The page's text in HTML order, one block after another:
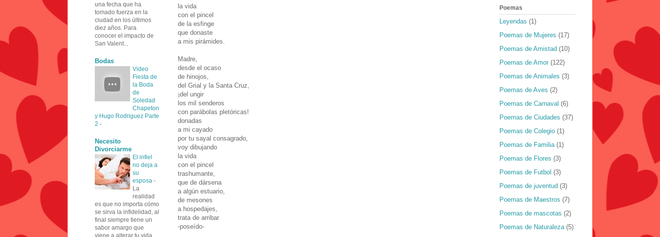
la vida
con el pincel
de la esfinge
que donaste
a mis pirámides.
Madre,
desde el ocaso
de hinojos,
del Grial y la Santa Cruz,
¡del ungir
los mil senderos
con parábolas pletóricas!
donadas
a mi cayado
por tu sayal consagrado,
voy dibujando
la vida
con el pincel
trashumante,
que de dársena
a algún estuario,
de mesones
a hospedajes,
trata de arribar
-poseído-
una fecha que ha
tomado fuerza en la
ciudad en los últimos
diez años. Para
conocer el impacto de
San Valent...
Bodas
Video
Fiesta de
la Boda
de
Soledad
Chapeton
y Hugo Rodriguez Parte
2 -
Necesito
Divorciarme
El infiel
no deja a
su
esposa -
La
realidad
es que no importa cómo
se sirva la infidelidad, al
final siempre tiene un
sabor amargo que
viene a alterar tu vida.
Poemas
Leyendas (1)
Poemas de Mujeres (17)
Poemas de Amistad (10)
Poemas de Amor (122)
Poemas de Animales (3)
Poemas de Aves (2)
Poemas de Carnaval (6)
Poemas de Ciudades (37)
Poemas de Colegio (1)
Poemas de Familia (1)
Poemas de Flores (3)
Poemas de Futbol (3)
Poemas de juventud (3)
Poemas de Maestros (7)
Poemas de mascotas (2)
Poemas de Naturaleza (5)